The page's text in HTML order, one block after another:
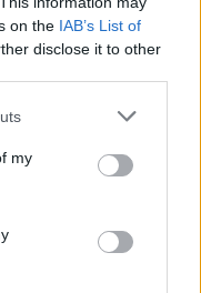
on the IAB’s List of
disclose it to other
my